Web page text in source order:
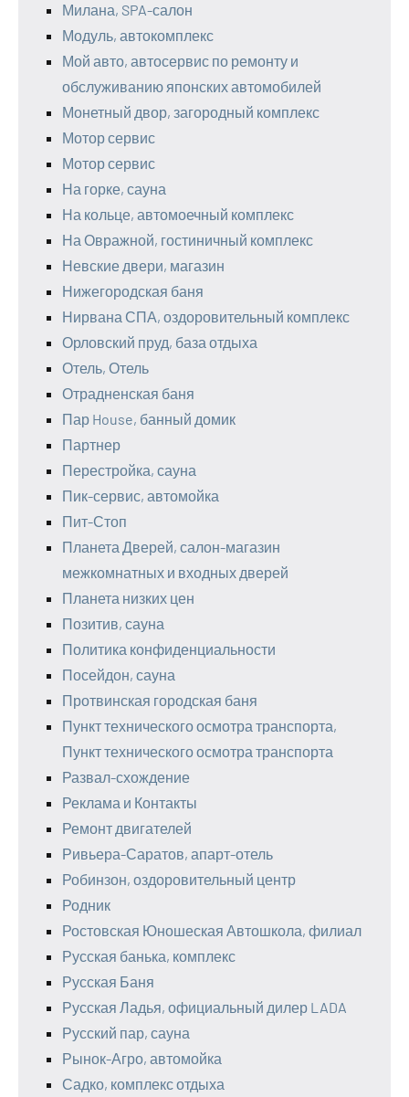
Милана, SPA-салон
Модуль, автокомплекс
Мой авто, автосервис по ремонту и
обслуживанию японских автомобилей
Монетный двор, загородный комплекс
Мотор сервис
Мотор сервис
На горке, сауна
На кольце, автомоечный комплекс
На Овражной, гостиничный комплекс
Невские двери, магазин
Нижегородская баня
Нирвана СПА, оздоровительный комплекс
Орловский пруд, база отдыха
Отель, Отель
Отрадненская баня
Пар House, банный домик
Партнер
Перестройка, сауна
Пик-сервис, автомойка
Пит-Стоп
Планета Дверей, салон-магазин
межкомнатных и входных дверей
Планета низких цен
Позитив, сауна
Политика конфиденциальности
Посейдон, сауна
Протвинская городская баня
Пункт технического осмотра транспорта,
Пункт технического осмотра транспорта
Развал-схождение
Реклама и Контакты
Ремонт двигателей
Ривьера-Саратов, апарт-отель
Робинзон, оздоровительный центр
Родник
Ростовская Юношеская Автошкола, филиал
Русская банька, комплекс
Русская Баня
Русская Ладья, официальный дилер LADA
Русский пар, сауна
Рынок-Агро, автомойка
Садко, комплекс отдыха